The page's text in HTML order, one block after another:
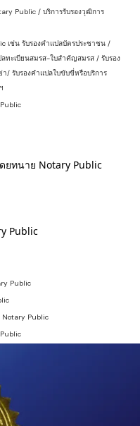
Public / บริการรับรองวุฒิการ
เช่น รับรองคำแปลบัตรประชาชน /
ทะเบียนสมรส-ใบสำคัญสมรส / รับรอง
/ รับรองคำแปลใบขับขี่หรือบริการ
ยทนาย Notary Public
Public
Public
Notary Public